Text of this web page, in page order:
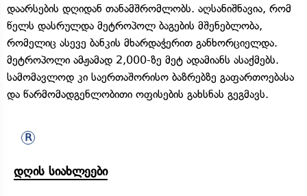
დაარსების დღიდან თანამშრომლობს. აღსანიშნავია, რომ
წელს დასრულდა მეტროპოლ ბაგების მშენებლობა,
რომელიც ასევე ბანკის მხარდაჭერით განხორციელდა.
მეტროპოლი ამჟამად 2,000-ზე მეტ ადამიანს ასაქმებს.
სამომავლოდ კი საერთაშორისო ბაზრებზე გაფართოებასა
და წარმომადგენლობითი ოფისების გახსნას გეგმავს.
დღის სიახლეები